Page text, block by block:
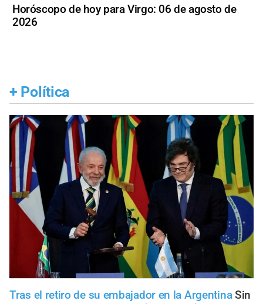
Horóscopo de hoy para Virgo: 06 de agosto de
2026
+ Política
Tras el retiro de su embajador en la Argentina Sin